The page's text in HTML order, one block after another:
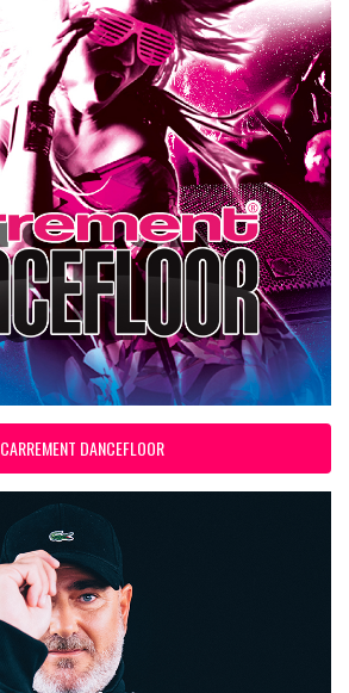
CARREMENT DANCEFLOOR